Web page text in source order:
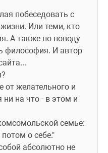
побеседовать с
Или теми, кто
А также по поводу
философия. И автор
от желательного и
ни на что - в этом и
семье:
о себе."